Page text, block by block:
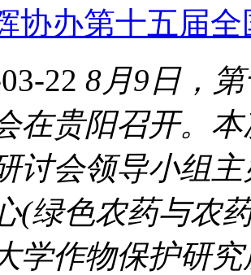
协办第十五届
22 8月9日，
在贵阳召开。
讨会领导小组
(绿色农药与农
学作物保护研